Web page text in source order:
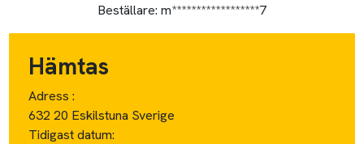
Beställare: m******************7
Hämtas
Adress :
632 20 Eskilstuna Sverige
Tidigast datum: